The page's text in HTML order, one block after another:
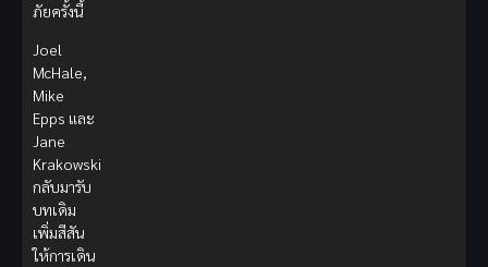
ภัยครั้งนี้
Joel
McHale,
Mike
Epps และ
Jane
Krakowski
กลับมารับ
บทเดิม
เพิ่มสีสัน
ให้การเดิน